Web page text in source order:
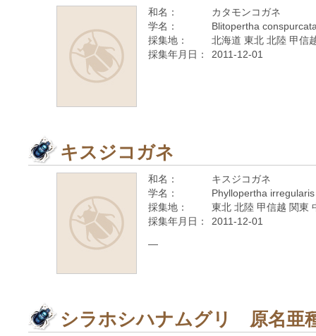
和名：
カタモンコガネ
学名：
Blitopertha
採集地：
北海道 東北 北陸 甲信
採集年月日：
2011-12-01
キスジコガネ
和名：
キスジコガネ
学名：
Phyllopertha
採集地：
東北 北陸 甲信越 関東
採集年月日：
2011-12-01
—
シラホシハナムグリ 原名亜